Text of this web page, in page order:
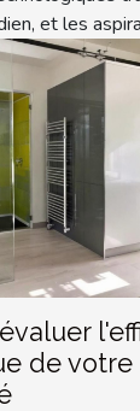
et les
de votre